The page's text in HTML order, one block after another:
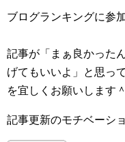
ブログランキングに参
記事が「まぁ良かった
げてもいいよ」と思っ
を宜しくお願いします
記事更新のモチベーシ